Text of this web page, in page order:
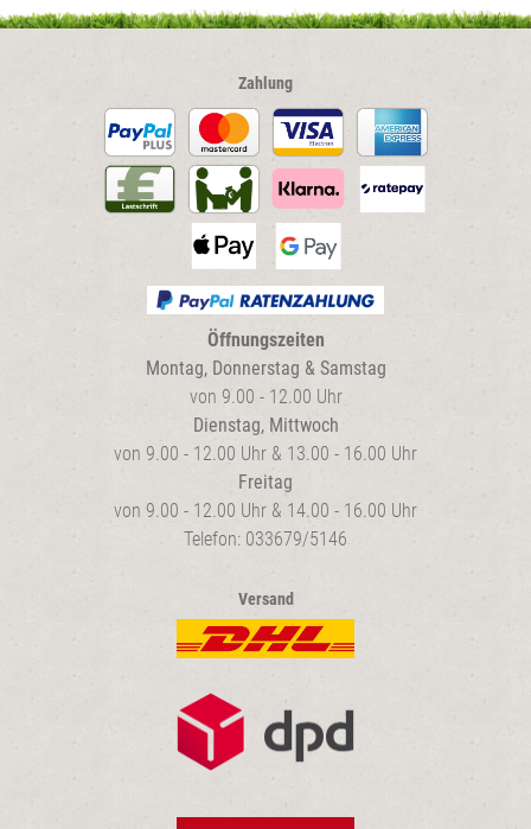
werden
Zahlung
Öffnungszeiten
Montag, Donnerstag & Samstag
von 9.00 - 12.00 Uhr
Dienstag, Mittwoch
von 9.00 - 12.00 Uhr & 13.00 - 16.00 Uhr
Freitag
von 9.00 - 12.00 Uhr & 14.00 - 16.00 Uhr
Telefon: 033679/5146
Versand